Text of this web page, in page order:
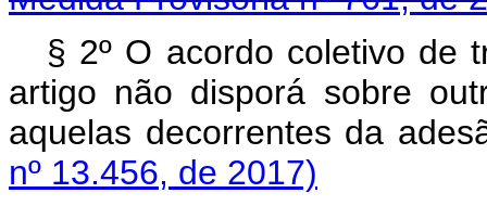
§ 2º O acordo coletivo de
artigo não disporá sobre
aquelas decorrentes da
nº 13.456, de 2017)